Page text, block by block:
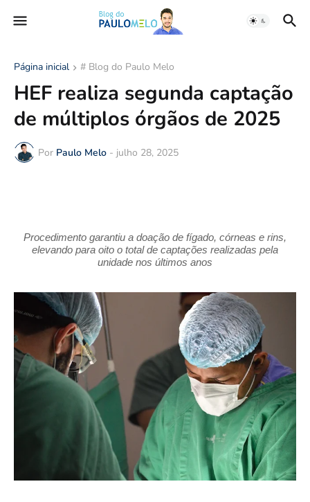
Página inicial # Blog do Paulo Melo
HEF realiza segunda captação
de múltiplos órgãos de 2025
Por Paulo Melo - julho 28, 2025
Procedimento garantiu a doação de fígado, córneas e rins,
elevando para oito o total de captações realizadas pela
unidade nos últimos anos